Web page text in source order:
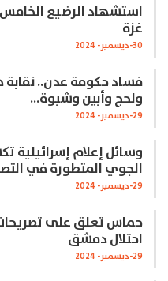
استشهاد الرضيع
غزة
30-ديسمبر- 2024
فساد حكومة عدن..
ولحج وأبين وشبوة…
29-ديسمبر- 2024
وسائل إعلام
الجوي المتطورة في
29-ديسمبر- 2024
حماس تعلق على
احتلال دمشق
29-ديسمبر- 2024